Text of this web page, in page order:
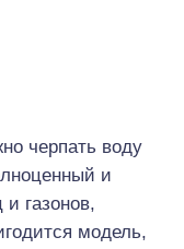
черпать воду
и
газонов,
модель,